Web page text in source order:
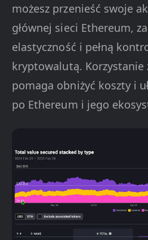
możesz przenieść swoje
głównej sieci Ethereum,
elastyczność i pełną
kryptowalutą. Korzystanie
pomaga obniżyć koszty i
po Ethereum i jego